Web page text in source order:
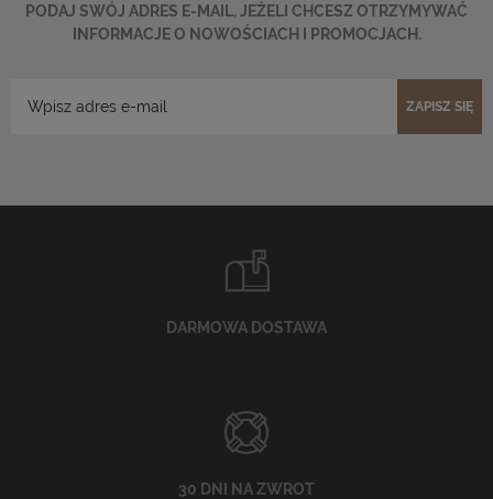
PODAJ SWÓJ ADRES E-MAIL, JEŻELI CHCESZ OTRZYMYWAĆ
INFORMACJE O NOWOŚCIACH I PROMOCJACH.
ZAPISZ SIĘ
DARMOWA DOSTAWA
30 DNI NA ZWROT